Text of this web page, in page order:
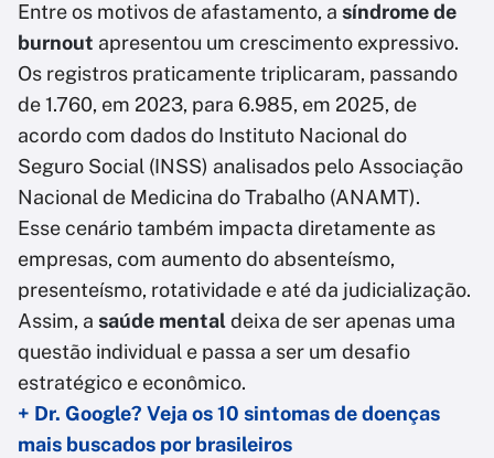
Entre os motivos de afastamento, a síndrome de
burnout apresentou um crescimento expressivo.
Os registros praticamente triplicaram, passando
de 1.760, em 2023, para 6.985, em 2025, de
acordo com dados do Instituto Nacional do
Seguro Social (INSS) analisados pelo Associação
Nacional de Medicina do Trabalho (ANAMT).
Esse cenário também impacta diretamente as
empresas, com aumento do absenteísmo,
presenteísmo, rotatividade e até da judicialização.
Assim, a saúde mentaldeixa de ser apenas uma
questão individual e passa a ser um desafio
estratégico e econômico.
+ Dr. Google? Veja os 10 sintomas de doenças
mais buscados por brasileiros